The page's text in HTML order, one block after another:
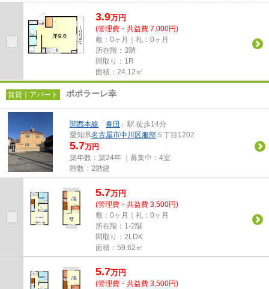
3.9万円
(管理費・共益費 7,000円)
敷：0ヶ月｜礼：0ヶ月
所在階：3階
間取り：1R
面積：24.12㎡
賃貸｜アパート ポポラーレ幸
関西本線 「 春田 」駅 徒歩14分
愛知県名古屋市中川区服部 ５丁目1202
5.7万円
築年数：築24年 ｜募集中： 4室
階数：2階建
5.7万円
(管理費・共益費 3,500円)
敷：0ヶ月｜礼：0ヶ月
所在階：1-2階
間取り：2LDK
面積：59.62㎡
5.7万円
(管理費・共益費 3,500円)